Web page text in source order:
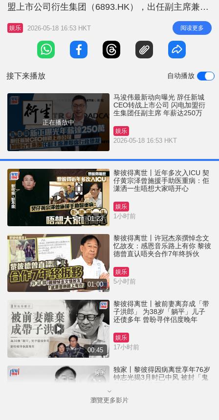
n
盟上市公司衍生集团（6893.HK），出任副主席兼联
席行政总裁。从演艺界成功转型至商业管理，再由管
理一般企业跃升至管理上市公司，马浚伟由艺人转型
做大公司高层，引发讨论。 马浚伟日前告别新城电
台 新城电台于5月11日突发公布，马浚伟以个人理由
娱乐 2026-05-18 16:53 HKT 阅读更多
接下来播放 自动播放
正在播放中
马浚伟最新动向曝光 辞任新城
CEO转战上市公司 闪电加盟衍
生集团任副主席 年薪达250万
娱乐
2026-05-18 16:53 HKT
01:23
黎彼得离世丨近年多次入ICU 契
仔黄宗泽曾施援手助医重病：佢
潇洒一生唔想大家唔开心
娱乐
1小时前
01:00
黎彼得离世丨许冠杰亲撰悼念文
忆故友：感恩音乐路上有你 黎彼
德曾直认唔夹合作7年终拆伙
娱乐
5小时前
00:45
黎彼得离世丨被前妻离弃成「带
子洪郎」 为38岁「躺平」儿子
还债多年 曾盼寻伴侣度晚年
娱乐
17小时前
独家丨黎彼得因病离世享年76岁
钟志光揭3月时已中风 被封「鬼
娱乐
瀏覽更多影片